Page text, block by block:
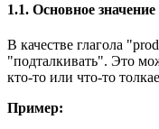
1.1. Основное значение
В качестве глагола
"подталкивать". Это
кто-то или что-то
Пример: